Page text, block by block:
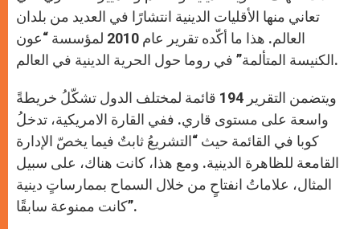
تعاني منها الأقليات الدينية انتشارًا في العديد من بلدان
العالم. هذا ما أكّده تقرير عام 2010 لمؤسسة “عون
الكنيسة المتألمة” في روما حول الحرية الدينية في العالم.
ويتضمن التقرير 194 قائمة لمختلف الدول تشكّلُ خريطةً
واسعة على مستوى قاري. ففي القارة الامريكية، تدخلُ
كوبا في القائمة حيث “التشريعُ ثابتٌ فيما يخصّ الإدارة
القامعة للظاهرة الدينية. ومع هذا، كانت هناك، على سبيل
المثال، علاماتُ انفتاحٍ من خلال السماح بممارساتٍ دينية
كانت ممنوعة سابقًا”.